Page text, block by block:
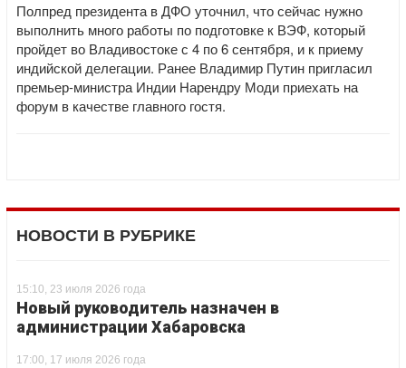
Полпред президента в ДФО уточнил, что сейчас нужно
выполнить много работы по подготовке к ВЭФ, который
пройдет во Владивостоке с 4 по 6 сентября, и к приему
индийской делегации. Ранее Владимир Путин пригласил
премьер-министра Индии Нарендру Моди приехать на
форум в качестве главного гостя.
НОВОСТИ В РУБРИКЕ
15:10, 23 июля 2026 года
Новый руководитель назначен в
администрации Хабаровска
17:00, 17 июля 2026 года